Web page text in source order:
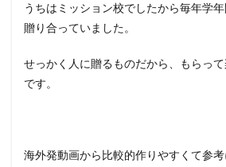
うちはミッション校でしたから毎年学
贈り合っていました。
せっかく人に贈るものだから、もらっ
です。
海外発動画から比較的作りやすくて参